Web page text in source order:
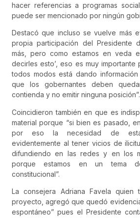
hacer referencias a programas
puede ser mencionado por ningún
Destacó que incluso se vuelve más
propia participación del Presidente
más, pero como estamos en veda
decirles esto’, eso es muy
todos modos está dando
que los gobernantes deben
contienda y no emitir ninguna posición”.
Coincidieron también en que es
material porque “si bien es pasado,
por eso la necesidad de
evidentemente al tener vicios de
difundiendo en las redes y en los
porque estamos en un tema
constitucional”.
La consejera Adriana Favela quien
proyecto, agregó que quedó
espontáneo” pues el Presidente